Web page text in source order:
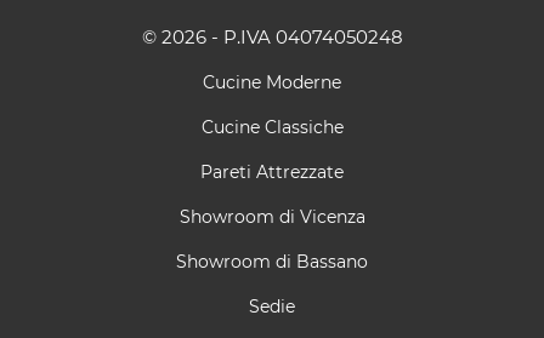
© 2026 - P.IVA 04074050248
Cucine Moderne
Cucine Classiche
Pareti Attrezzate
Showroom di Vicenza
Showroom di Bassano
Sedie